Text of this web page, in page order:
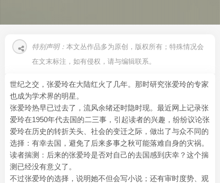
特别声明： 本文丛作品多为原创，版权所有；特殊情况会
在文末标注，如有侵权，请与编辑联系。
世纪之交，张爱玲在大陆红火了几年。那时研究张爱玲的专家
也成为学术界的明星。
张爱玲热早已过去了，流风余绪还时隐时现。最近网上记录张
爱玲在1950年代去国的二三事，引起读者的兴趣，纷纷议论张
爱玲在历史的转折关头、社会的变迁之际，做出了与众不同的
选择：有幸去国，避免了后来多事之秋可能落难自身的灾祸。
读者揣测：后来的张爱玲是否对自己的去国感到庆幸？这个揣
测已经没有意义了。
不过张爱玲的选择，说明她不但会写小说；还有审时度势、观